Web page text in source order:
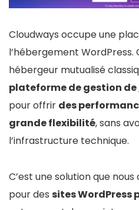
Cloudways occupe une
l’hébergement WordPress.
hébergeur mutualisé
plateforme de gestion de
pour offrir des
grande flexibilité, sans
l’infrastructure technique.
C’est une solution que
pour des sites WordPress